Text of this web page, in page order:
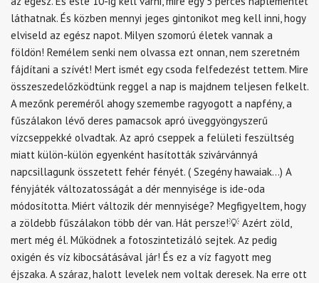
láthatnak. És közben mennyi jeges gintonikot meg kell inni, hogy
elviseld az egész napot. Milyen szomorú életek vannak a
földön! Remélem senki nem olvassa ezt onnan, nem szeretném
fájdítani a szívét! Mert ismét egy csoda felfedezést tettem. Mire
összeszedelőzködtünk reggel a nap is majdnem teljesen felkelt.
A mezőnk pereméről ahogy szemembe ragyogott a napfény, a
fűszálakon lévő deres pamacsok apró üveggyöngyszerű
vízcseppekké olvadtak. Az apró cseppek a felületi feszültség
miatt külön-külön egyenként hasították szivárvánnyá
napcsillagunk összetett fehér fényét. ( Szegény hawaiak…) A
fényjáték változatosságát a dér mennyisége is ide-oda
módosította. Miért változik dér mennyisége? Megfigyeltem, hogy
a zöldebb fűszálakon több dér van. Hát persze!💡 Azért zöld,
mert még él. Működnek a fotoszintetizáló sejtek. Az pedig
oxigén és víz kibocsátásával jár! És ez a víz fagyott meg
éjszaka. A száraz, halott levelek nem voltak deresek. Na erre ott